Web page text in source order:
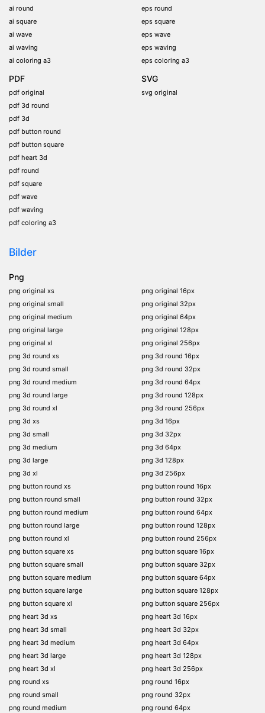
ai round
ai square
ai wave
ai waving
ai coloring a3
eps round
eps square
eps wave
eps waving
eps coloring a3
PDF
pdf original
pdf 3d round
pdf 3d
pdf button round
pdf button square
pdf heart 3d
pdf round
pdf square
pdf wave
pdf waving
pdf coloring a3
SVG
svg original
Bilder
Png
png original xs
png original small
png original medium
png original large
png original xl
png 3d round xs
png 3d round small
png 3d round medium
png 3d round large
png 3d round xl
png 3d xs
png 3d small
png 3d medium
png 3d large
png 3d xl
png button round xs
png button round small
png button round medium
png button round large
png button round xl
png button square xs
png button square small
png button square medium
png button square large
png button square xl
png heart 3d xs
png heart 3d small
png heart 3d medium
png heart 3d large
png heart 3d xl
png round xs
png round small
png round medium
png original 16px
png original 32px
png original 64px
png original 128px
png original 256px
png 3d round 16px
png 3d round 32px
png 3d round 64px
png 3d round 128px
png 3d round 256px
png 3d 16px
png 3d 32px
png 3d 64px
png 3d 128px
png 3d 256px
png button round 16px
png button round 32px
png button round 64px
png button round 128px
png button round 256px
png button square 16px
png button square 32px
png button square 64px
png button square 128px
png button square 256px
png heart 3d 16px
png heart 3d 32px
png heart 3d 64px
png heart 3d 128px
png heart 3d 256px
png round 16px
png round 32px
png round 64px